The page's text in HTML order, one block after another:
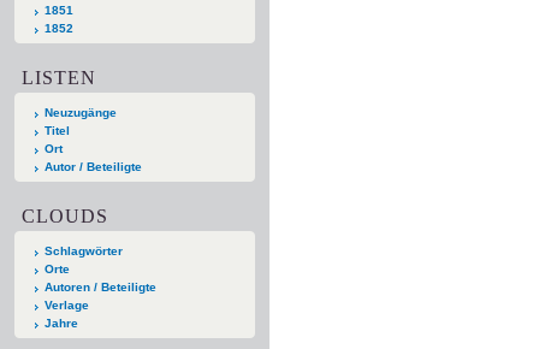
1851
1852
LISTEN
Neuzugänge
Titel
Ort
Autor / Beteiligte
CLOUDS
Schlagwörter
Orte
Autoren / Beteiligte
Verlage
Jahre